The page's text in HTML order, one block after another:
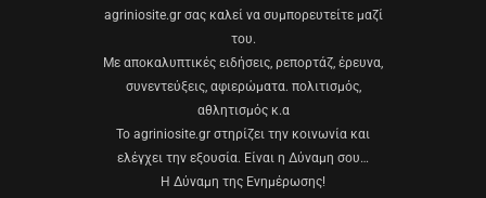
agriniosite.gr σας καλεί να συμπορευτείτε μαζί
του.
Με αποκαλυπτικές ειδήσεις, ρεπορτάζ, έρευνα,
συνεντεύξεις, αφιερώματα. πολιτισμός,
αθλητισμός κ.α
Το agriniosite.gr στηρίζει την κοινωνία και
ελέγχει την εξουσία. Είναι η Δύναμη σου…
Η Δύναμη της Ενημέρωσης!